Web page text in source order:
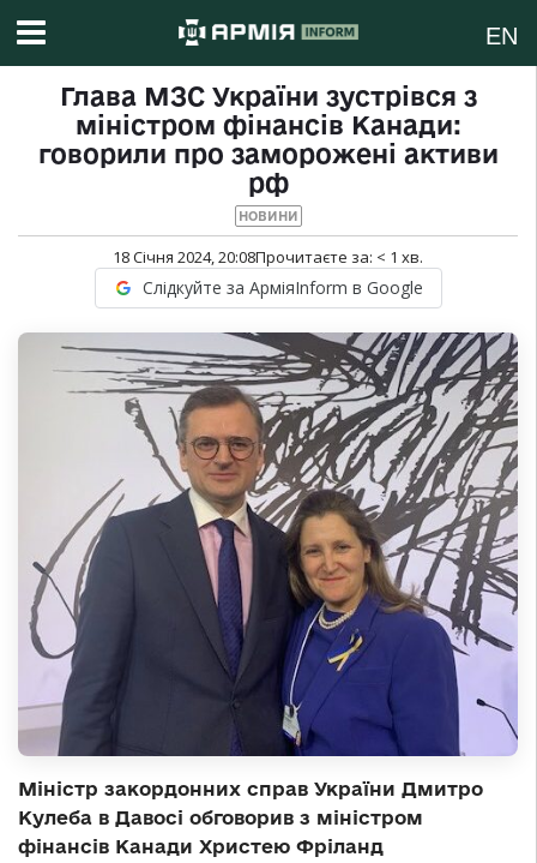
EN
Глава МЗС України зустрівся з
міністром фінансів Канади:
говорили про заморожені активи
рф
НОВИНИ
18 Січня 2024, 20:08Прочитаєте за: < 1 хв.
Слідкуйте за АрміяInform в Google
Міністр закордонних справ України Дмитро
Кулеба в Давосі обговорив з міністром
фінансів Канади Христею Фріланд